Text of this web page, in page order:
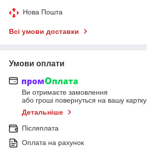
Нова Пошта
Всі умови доставки
Умови оплати
Ви отримаєте замовлення
або гроші повернуться на вашу картку
Детальніше
Післяплата
Оплата на рахунок